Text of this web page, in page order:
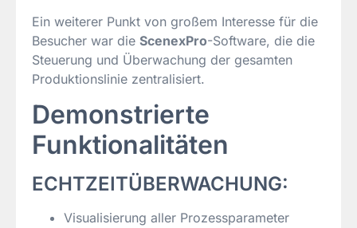
Ein weiterer Punkt von großem Interesse für die
Besucher war die ScenexPro-Software, die die
Steuerung und Überwachung der gesamten
Produktionslinie zentralisiert.
Demonstrierte
Funktionalitäten
ECHTZEITÜBERWACHUNG:
Visualisierung aller Prozessparameter